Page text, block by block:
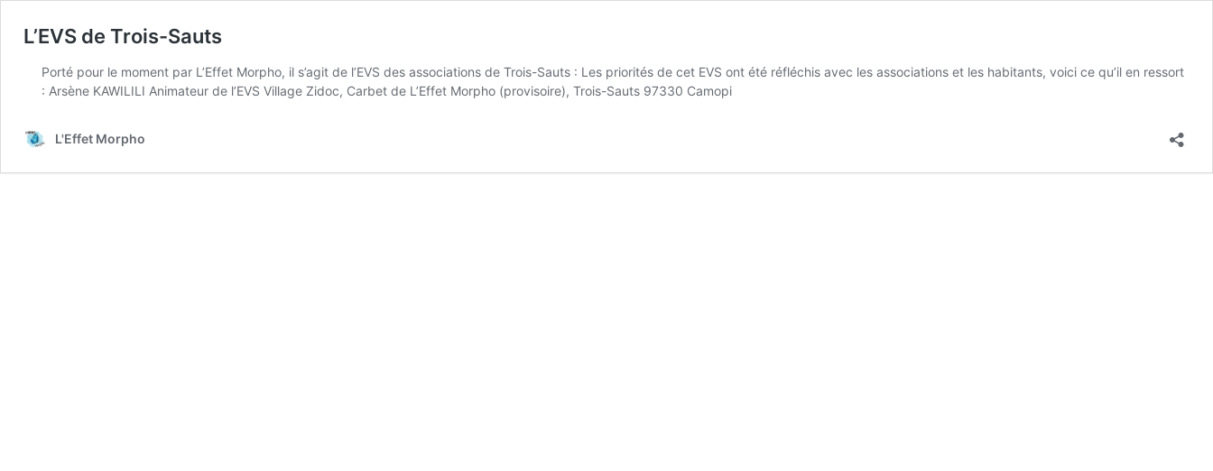
L’EVS de Trois-Sauts
Porté pour le moment par L’Effet Morpho, il s’agit de l’EVS des associations de Trois-Sauts : Les priorités de cet EVS ont été réfléchis avec les associations et les habitants, voici ce qu’il en ressort
: Arsène KAWILILI Animateur de l’EVS Village Zidoc, Carbet de L’Effet Morpho (provisoire), Trois-Sauts 97330 Camopi
L'Effet Morpho